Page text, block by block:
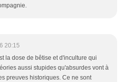
20:15
la dose de bêtise et d'inculture qui
aussi stupides qu'absurdes vont à
preuves historiques. Ce ne sont